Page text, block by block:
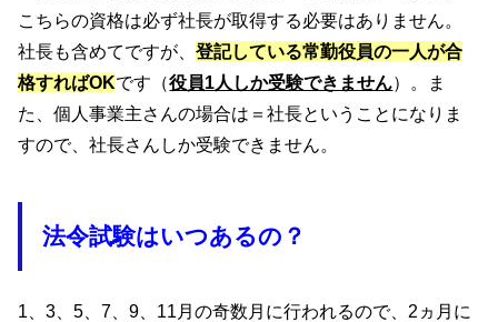
こちらの資格は必ず社長が取得する必要はありません。
社長も含めてですが、登記している常勤役員の一人が合
格すればOKです（役員1人しか受験できません）。ま
た、個人事業主さんの場合は＝社長ということになりま
すので、社長さんしか受験できません。
法令試験はいつあるの？
1、3、5、7、9、11月の奇数月に行われるので、2ヵ月に